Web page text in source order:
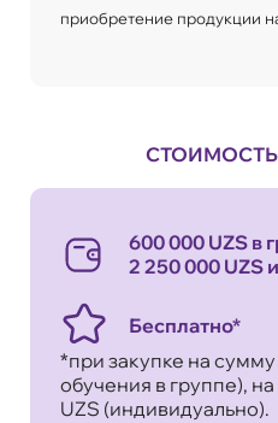
приобретение продукции
600 000 UZS в
2 250 000 UZS
Бесплатно*
*при закупке на
обучения в группе),
UZS (индивидуально).